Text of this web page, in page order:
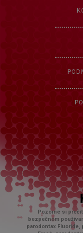
Pozorne si
bezpečnom
parodontax Fluoride,